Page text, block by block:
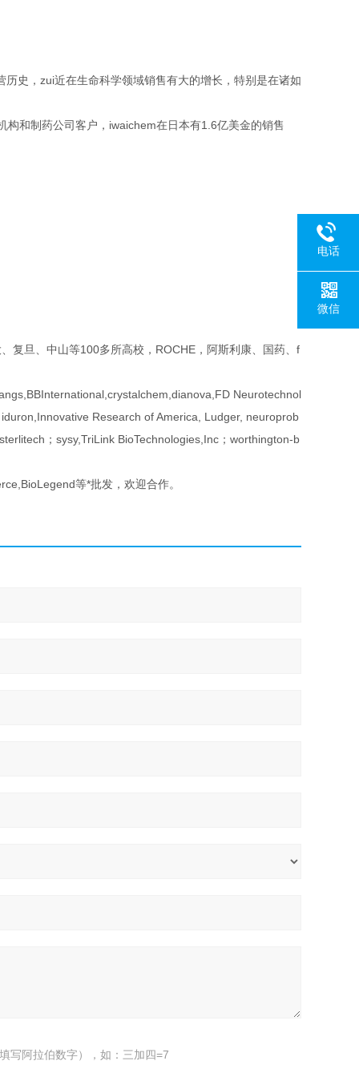
史，zui近在生命科学领域销售有大的增长，特别是在诸如
和制药公司客户，iwaichem在日本有1.6亿美金的销售
复旦、中山等100多所高校，ROCHE，阿斯利康、国药、f
Neurotechnol
Research of America, Ludger, neuroprob
；sysy,TriLink BioTechnologies,Inc；worthington-b
等*批发，欢迎合作。
写阿拉伯数字），如：三加四=7
电话
微信